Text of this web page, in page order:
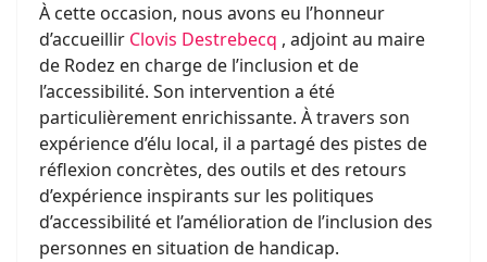
À cette occasion, nous avons eu l’honneur
d’accueillir Clovis Destrebecq , adjoint au maire
de Rodez en charge de l’inclusion et de
l’accessibilité. Son intervention a été
particulièrement enrichissante. À travers son
expérience d’élu local, il a partagé des pistes de
réflexion concrètes, des outils et des retours
d’expérience inspirants sur les politiques
d’accessibilité et l’amélioration de l’inclusion des
personnes en situation de handicap.